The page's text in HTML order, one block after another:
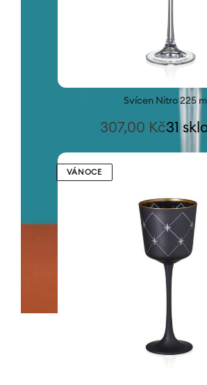
Svícen Nitro 225
307,00 Kč31
VÁNOCE